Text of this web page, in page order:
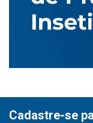
Cadastre-se